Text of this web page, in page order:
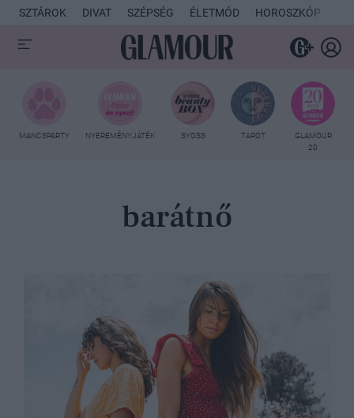
SZTÁROK DIVAT SZÉPSÉG ÉLETMÓD HOROSZKÓP
MANCSPARTY NYEREMÉNYJÁTÉK SYOSS TAROT
GLAMOUR
20
barátnő